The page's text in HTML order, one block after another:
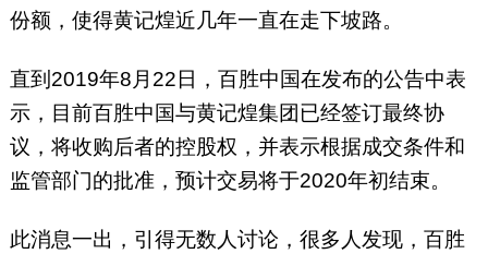
份额，使得黄记煌近几年一直在走下坡路。
直到2019年8月22日，百胜中国在发布的公告中表
示，目前百胜中国与黄记煌集团已经签订最终协
议，将收购后者的控股权，并表示根据成交条件和
监管部门的批准，预计交易将于2020年初结束。
此消息一出，引得无数人讨论，很多人发现，百胜